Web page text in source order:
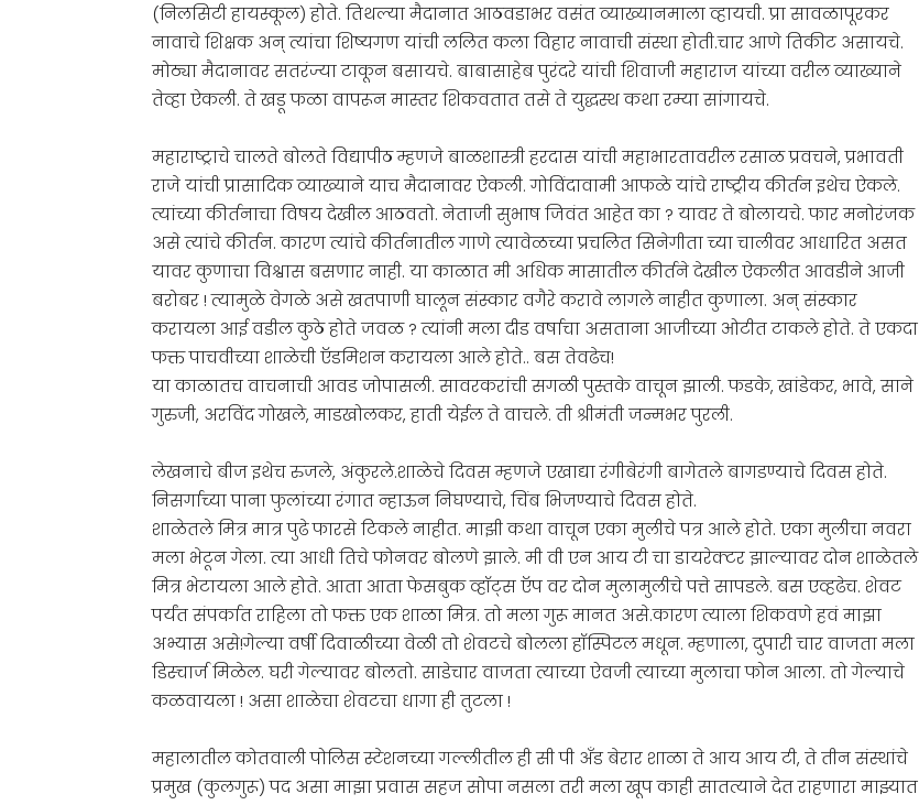
(निलसिटी हायस्कूल) होते. तिथल्या मैदानात आठवडाभर वसंत व्याख्यानमाला व्हायची. प्रा सावळापूरकर
नावाचे शिक्षक अन् त्यांचा शिष्यगण यांची ललित कला विहार नावाची संस्था होती.चार आणे तिकीट असायचे.
मोठ्या मैदानावर सतरंज्या टाकून बसायचे. बाबासाहेब पुरंदरे यांची शिवाजी महाराज यांच्या वरील व्याख्याने
तेव्हा ऐकली. ते खडू फळा वापरून मास्तर शिकवतात तसे ते युद्धस्थ कथा रम्या सांगायचे.
महाराष्ट्राचे चालते बोलते विद्यापीठ म्हणजे बाळशास्त्री हरदास यांची महाभारतावरील रसाळ प्रवचने, प्रभावती
राजे यांची प्रासादिक व्याख्याने याच मैदानावर ऐकली. गोविंदावामी आफळे यांचे राष्ट्रीय कीर्तन इथेच ऐकले.
त्यांच्या कीर्तनाचा विषय देखील आठवतो. नेताजी सुभाष जिवंत आहेत का ? यावर ते बोलायचे. फार मनोरंजक
असे त्यांचे कीर्तन. कारण त्यांचे कीर्तनातील गाणे त्यावेळच्या प्रचलित सिनेगीता च्या चालीवर आधारित असत
यावर कुणाचा विश्वास बसणार नाही. या काळात मी अधिक मासातील कीर्तने देखील ऐकलीत आवडीने आजी
बरोबर ! त्यामुळे वेगळे असे खतपाणी घालून संस्कार वगैरे करावे लागले नाहीत कुणाला. अन् संस्कार
करायला आई वडील कुठे होते जवळ ? त्यांनी मला दीड वर्षाचा असताना आजीच्या ओटीत टाकले होते. ते एकदा
फक्त पाचवीच्या शाळेची ऍडमिशन करायला आले होते.. बस तेवढेच!
या काळातच वाचनाची आवड जोपासली. सावरकरांची सगळी पुस्तके वाचून झाली. फडके, खांडेकर, भावे, साने
गुरुजी, अरविंद गोखले, माडखोलकर, हाती येईल ते वाचले. ती श्रीमंती जन्मभर पुरली.
लेखनाचे बीज इथेच रुजले, अंकुरले.शाळेचे दिवस म्हणजे एखाद्या रंगीबेरंगी बागेतले बागडण्याचे दिवस होते.
निसर्गाच्या पाना फुलांच्या रंगात न्हाऊन निघण्याचे, चिंब भिजण्याचे दिवस होते.
शाळेतले मित्र मात्र पुढे फारसे टिकले नाहीत. माझी कथा वाचून एका मुलीचे पत्र आले होते. एका मुलीचा नवरा
मला भेटून गेला. त्या आधी तिचे फोनवर बोलणे झाले. मी वी एन आय टी चा डायरेक्टर झाल्यावर दोन शाळेतले
मित्र भेटायला आले होते. आता आता फेसबुक व्हॉट्स ऍप वर दोन मुलामुलीचे पत्ते सापडले. बस एव्हढेच. शेवट
पर्यंत संपर्कात राहिला तो फक्त एक शाळा मित्र. तो मला गुरू मानत असे.कारण त्याला शिकवणे हवं माझा
अभ्यास असे!गेल्या वर्षी दिवाळीच्या वेळी तो शेवटचे बोलला हॉस्पिटल मधून. म्हणाला, दुपारी चार वाजता मला
डिस्चार्ज मिळेल. घरी गेल्यावर बोलतो. साडेचार वाजता त्याच्या ऐवजी त्याच्या मुलाचा फोन आला. तो गेल्याचे
कळवायला ! असा शाळेचा शेवटचा धागा ही तुटला !
महालातील कोतवाली पोलिस स्टेशनच्या गल्लीतील ही सी पी अँड बेरार शाळा ते आय आय टी, ते तीन संस्थांचे
प्रमुख (कुलगुरू) पद असा माझा प्रवास सहज सोपा नसला तरी मला खूप काही सातत्याने देत राहणारा माझ्यात